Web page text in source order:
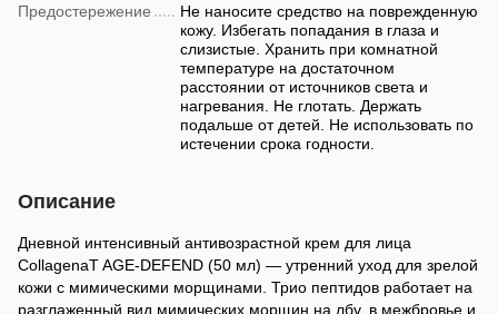
Предостережение
Не наносите средство на поврежденную
кожу. Избегать попадания в глаза и
слизистые. Хранить при комнатной
температуре на достаточном
расстоянии от источников света и
нагревания. Не глотать. Держать
подальше от детей. Не использовать по
истечении срока годности.
Описание
Дневной интенсивный антивозрастной крем для лица
CollagenaT AGE-DEFEND (50 мл) — утренний уход для зрелой
кожи с мимическими морщинами. Трио пептидов работает на
разглаженный вид мимических морщин на лбу, в межбровье и